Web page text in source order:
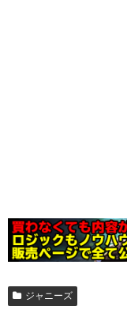
ジャニーズ